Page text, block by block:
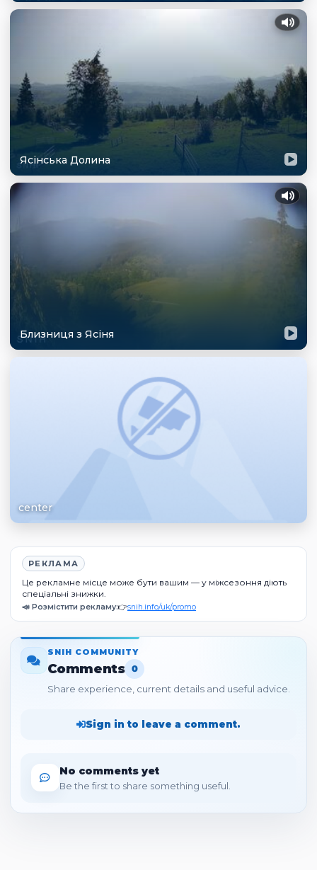
Ясінська Долина
Близниця з Ясіня
center
РЕКЛАМА
Це рекламне місце може бути вашим — у міжсезоння діють
спеціальні знижки.
📣 Розмістити рекламу:👉snih.info/uk/promo
SNIH COMMUNITY
Comments 0
Share experience, current details and useful advice.
Sign in to leave a comment.
No comments yet
Be the first to share something useful.